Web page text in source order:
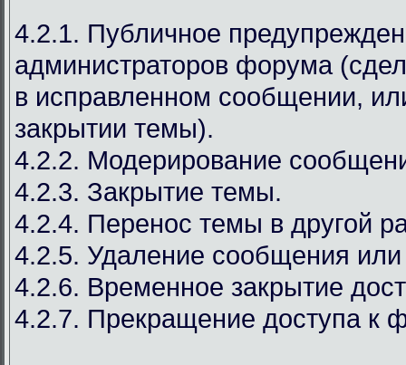
4.2.1. Публичное
администраторов форума
в исправленном сообщении,
закрытии темы).
4.2.2. Модерирование
4.2.3. Закрытие темы.
4.2.4. Перенос темы в другой
4.2.5. Удаление сообщения
4.2.6. Временное закрытие
4.2.7. Прекращение доступа к